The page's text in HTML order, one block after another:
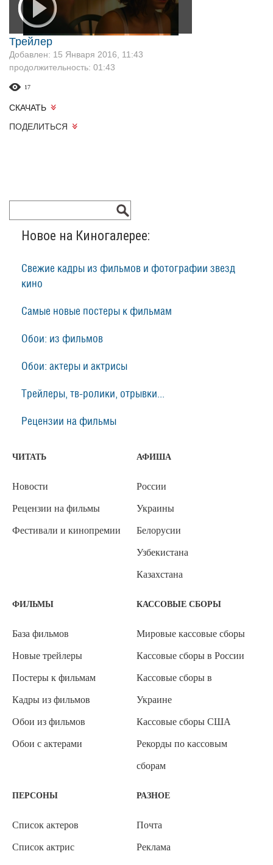
Трейлер
Добавлен: 15 Января 2016, 11:43
продолжительность: 01:43
17
СКАЧАТЬ
ПОДЕЛИТЬСЯ
Новое на Киногалерее:
Свежие кадры из фильмов и фотографии звезд
кино
Самые новые постеры к фильмам
Обои: из фильмов
Обои: актеры и актрисы
Трейлеры, тв-ролики, отрывки...
Рецензии на фильмы
ЧИТАТЬ
Новости
Рецензии на фильмы
Фестивали и кинопремии
АФИША
России
Украины
Белорусии
Узбекистана
Казахстана
ФИЛЬМЫ
База фильмов
Новые трейлеры
Постеры к фильмам
Кадры из фильмов
Обои из фильмов
Обои с актерами
КАССОВЫЕ СБОРЫ
Мировые кассовые сборы
Кассовые сборы в России
Кассовые сборы в
Украине
Кассовые сборы США
Рекорды по кассовым
сборам
ПЕРСОНЫ
Список актеров
Список актрис
РАЗНОЕ
Почта
Реклама